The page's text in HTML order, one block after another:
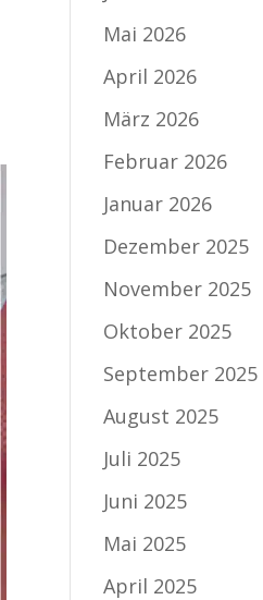
Mai 2026
April 2026
März 2026
Februar 2026
Januar 2026
Dezember 2025
November 2025
Oktober 2025
September 2025
August 2025
Juli 2025
Juni 2025
Mai 2025
April 2025